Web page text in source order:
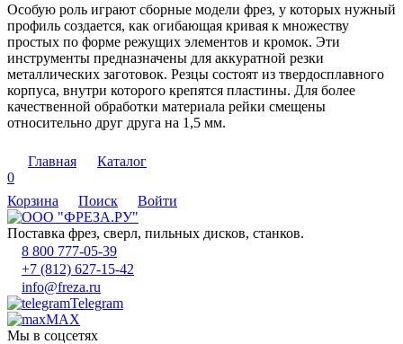
Особую роль играют сборные модели фрез, у которых нужный
профиль создается, как огибающая кривая к множеству
простых по форме режущих элементов и кромок. Эти
инструменты предназначены для аккуратной резки
металлических заготовок. Резцы состоят из твердосплавного
корпуса, внутри которого крепятся пластины. Для более
качественной обработки материала рейки смещены
относительно друг друга на 1,5 мм.
Главная
Каталог
0
Корзина
Поиск Войти
Поставка фрез, сверл, пильных дисков, станков.
8 800 777-05-39
+7 (812) 627-15-42
info@freza.ru
Telegram
MAX
Мы в соцсетях